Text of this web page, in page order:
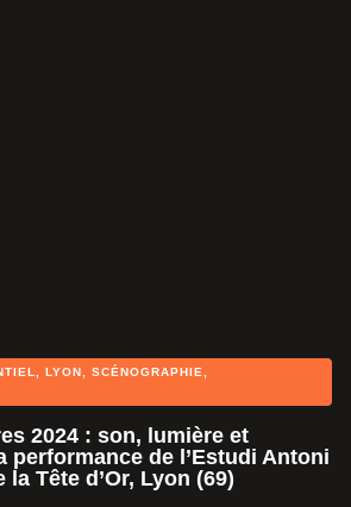
LYON SCÉNOGRAPHIE
2024 : son, lumière et
performance de l’Estudi Antoni
Tête d’Or, Lyon (69)